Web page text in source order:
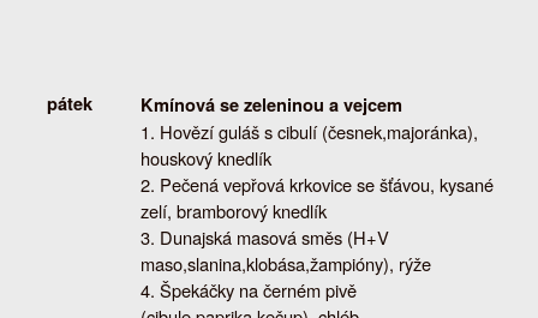
pátek
Kmínová se zeleninou a vejcem
Hovězí guláš s cibulí (česnek,majoránka),
houskový knedlík
Pečená vepřová krkovice se šťávou, kysané
zelí, bramborový knedlík
Dunajská masová směs (H+V
maso,slanina,klobása,žampióny), rýže
Špekáčky na černém pivě